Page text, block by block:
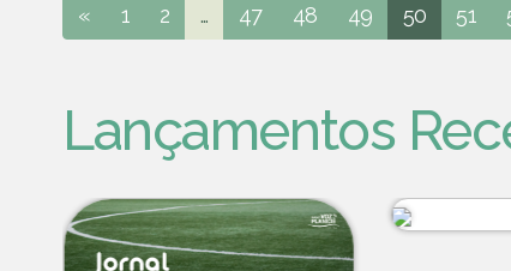
« 1 2 ... 47 48 49 50 51
Lançamentos